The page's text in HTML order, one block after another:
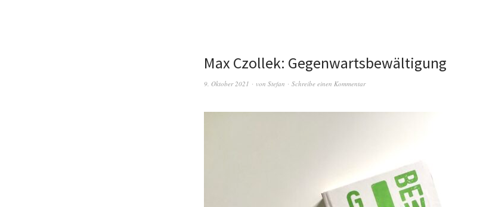
Max Czollek: Gegenwartsbewältigung
9. Oktober 2021 von Stefan Schreibe einen Kommentar